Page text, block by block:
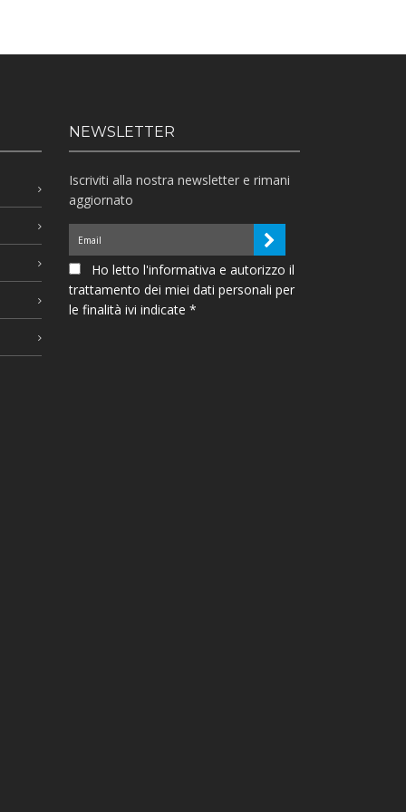
NEWSLETTER
Iscriviti alla nostra newsletter e rimani
aggiornato
Ho letto l'informativa e autorizzo il
trattamento dei miei dati personali per
le finalità ivi indicate *